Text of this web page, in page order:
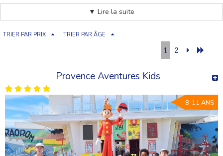
Les familles d’Annecy, mais aussi d’Annecy-le-Vieux,
Cran-Gevrier, Seynod, Meythet, Pringy
facilement à l’ensemble de nos
vacances en Franceaccessibles au départ d’Annecy.
Annecy (74) : une ville alpine
stratégique pour les départs en colonie
Annecy est une commune située dans ledépartement de
▼ Lire la suite
TRIER PAR PRIX TRIER PAR ÂGE
1 2
Provence Aventures Kids
8-11 ANS